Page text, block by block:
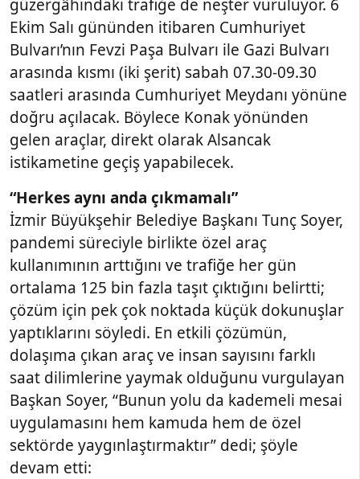
güzergâhındaki trafiğe de neşter vuruluyor. 6
Ekim Salı gününden itibaren Cumhuriyet
Bulvarı’nın Fevzi Paşa Bulvarı ile Gazi Bulvarı
arasında kısmı (iki şerit) sabah 07.30-09.30
saatleri arasında Cumhuriyet Meydanı yönüne
doğru açılacak. Böylece Konak yönünden
gelen araçlar, direkt olarak Alsancak
istikametine geçiş yapabilecek.
“Herkes aynı anda çıkmamalı”
İzmir Büyükşehir Belediye Başkanı Tunç Soyer,
pandemi süreciyle birlikte özel araç
kullanımının arttığını ve trafiğe her gün
ortalama 125 bin fazla taşıt çıktığını belirtti;
çözüm için pek çok noktada küçük dokunuşlar
yaptıklarını söyledi. En etkili çözümün,
dolaşıma çıkan araç ve insan sayısını farklı
saat dilimlerine yaymak olduğunu vurgulayan
Başkan Soyer, “Bunun yolu da kademeli mesai
uygulamasını hem kamuda hem de özel
sektörde yaygınlaştırmaktır” dedi; şöyle
devam etti: